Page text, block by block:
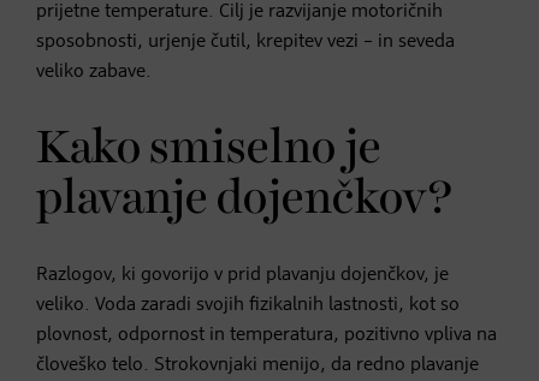
prijetne temperature. Cilj je razvijanje motoričnih
sposobnosti, urjenje čutil, krepitev vezi – in seveda
veliko zabave.
Kako smiselno je
plavanje dojenčkov?
Razlogov, ki govorijo v prid plavanju dojenčkov, je
veliko. Voda zaradi svojih fizikalnih lastnosti, kot so
plovnost, odpornost in temperatura, pozitivno vpliva na
človeško telo. Strokovnjaki menijo, da redno plavanje